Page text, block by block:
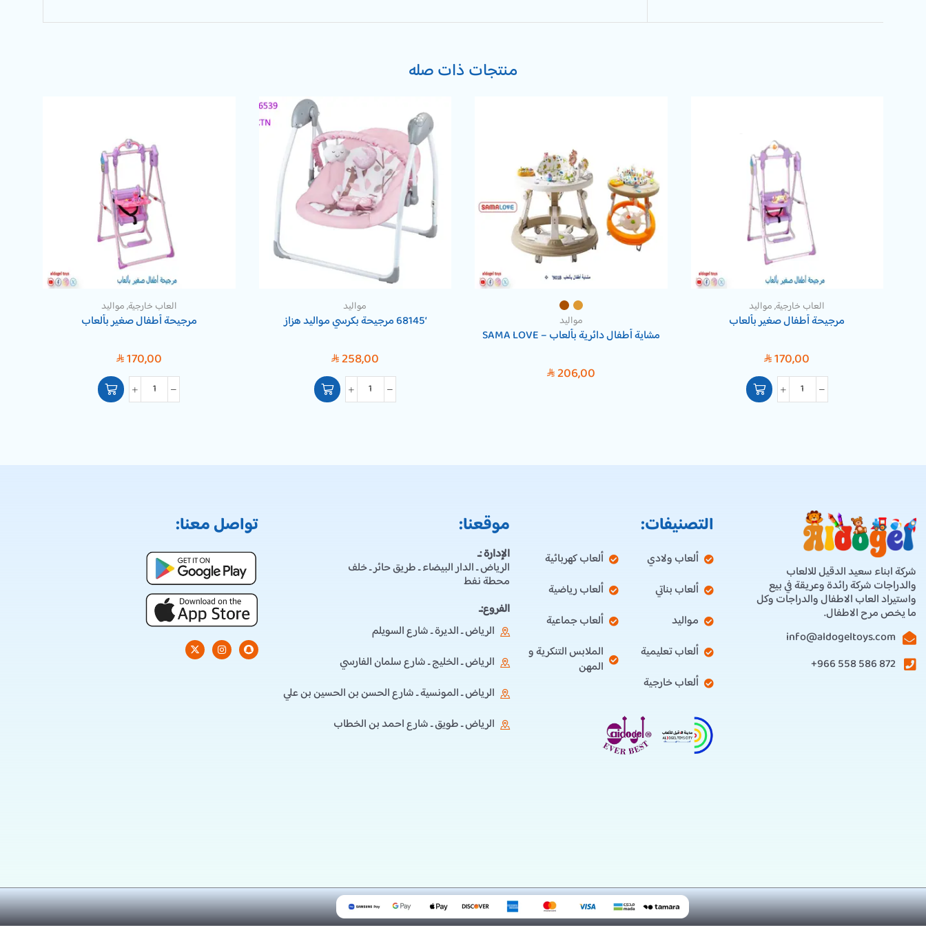
منتجات ذات صله
العاب خارجية,مواليد
مرجيحة أطفال صغير بألعاب
SAR 170,00
مواليد
مشاية أطفال دائرية بألعاب – SAMA LOVE
SAR206,00
مواليد
‘68145 مرجيحة بكرسي مواليد هزاز
SAR258,00
العاب خارجية,مواليد
مرجيحة أطفال صغير بألعاب
SAR170,00
شركة ابناء سعيد الدقيل للالعاب
والدراجات شركة رائدة وعريقة في بيع
واستيراد العاب الاطفال والدراجات وكل
ما يخص مرح الاطفال.
info@aldogeltoys.com
872 586 558 966+
التصنيفات:
ألعاب ولادي
ألعاب بناتي
مواليد
ألعاب تعليمية
ألعاب خارجية
ألعاب كهربائية
ألعاب رياضية
ألعاب جماعية
الملابس التنكرية و
المهن
موقعنا:
الإدارة :ـ
الرياض ـ الدار البيضاء ـ طريق حائر ـ خلف
محطة نفط
الفروع:ـ
الرياض ـ الديرة ـ شارع السويلم
الرياض ـ الخليج ـ شارع سلمان الفارسي
الرياض ـ المونسية ـ شارع الحسن بن الحسين بن علي
الرياض ـ طويق ـ شارع احمد بن الخطاب
تواصل معنا: